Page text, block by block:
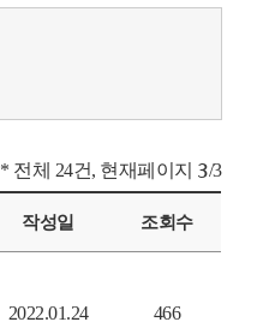
* 전체 24건, 현재페이지 3/3
작성일 조회수
2022.01.24 466